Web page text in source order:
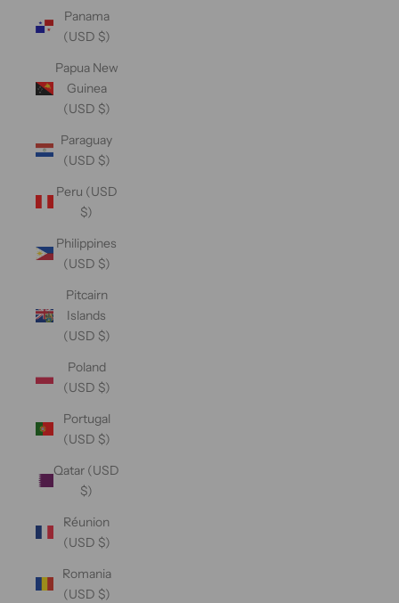
Panama
(USD $)
Papua New
Guinea
(USD $)
Paraguay
(USD $)
Peru (USD
$)
Philippines
(USD $)
Pitcairn
Islands
(USD $)
Poland
(USD $)
Portugal
(USD $)
Qatar (USD
$)
Réunion
(USD $)
Romania
(USD $)